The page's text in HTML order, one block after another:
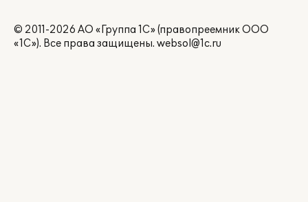
© 2011-2026 АО «Группа 1С» (правопреемник ООО
«1С»). Все права защищены. websol@1c.ru